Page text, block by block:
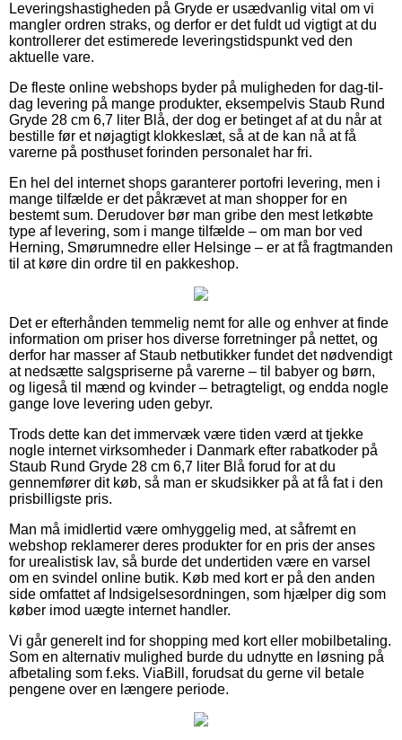
Leveringshastigheden på Gryde er usædvanlig vital om vi
mangler ordren straks, og derfor er det fuldt ud vigtigt at du
kontrollerer det estimerede leveringstidspunkt ved den
aktuelle vare.
De fleste online webshops byder på muligheden for dag-til-
dag levering på mange produkter, eksempelvis Staub Rund
Gryde 28 cm 6,7 liter Blå, der dog er betinget af at du når at
bestille før et nøjagtigt klokkeslæt, så at de kan nå at få
varerne på posthuset forinden personalet har fri.
En hel del internet shops garanterer portofri levering, men i
mange tilfælde er det påkrævet at man shopper for en
bestemt sum. Derudover bør man gribe den mest letkøbte
type af levering, som i mange tilfælde – om man bor ved
Herning, Smørumnedre eller Helsinge – er at få fragtmanden
til at køre din ordre til en pakkeshop.
Det er efterhånden temmelig nemt for alle og enhver at finde
information om priser hos diverse forretninger på nettet, og
derfor har masser af Staub netbutikker fundet det nødvendigt
at nedsætte salgspriserne på varerne – til babyer og børn,
og ligeså til mænd og kvinder – betragteligt, og endda nogle
gange love levering uden gebyr.
Trods dette kan det immervæk være tiden værd at tjekke
nogle internet virksomheder i Danmark efter rabatkoder på
Staub Rund Gryde 28 cm 6,7 liter Blå forud for at du
gennemfører dit køb, så man er skudsikker på at få fat i den
prisbilligste pris.
Man må imidlertid være omhyggelig med, at såfremt en
webshop reklamerer deres produkter for en pris der anses
for urealistisk lav, så burde det undertiden være en varsel
om en svindel online butik. Køb med kort er på den anden
side omfattet af Indsigelsesordningen, som hjælper dig som
køber imod uægte internet handler.
Vi går generelt ind for shopping med kort eller mobilbetaling.
Som en alternativ mulighed burde du udnytte en løsning på
afbetaling som f.eks. ViaBill, forudsat du gerne vil betale
pengene over en længere periode.